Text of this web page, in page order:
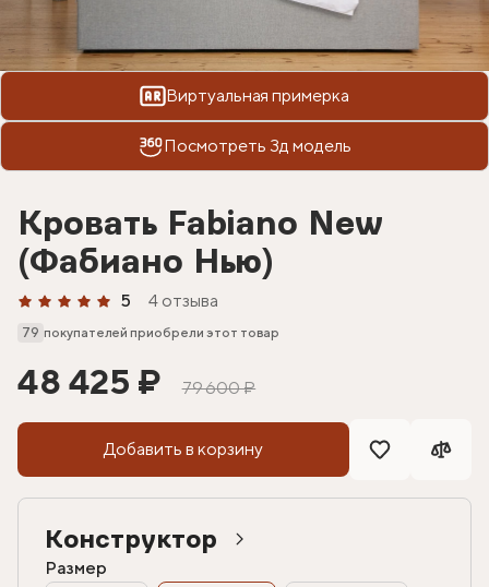
Виртуальная примерка
Посмотреть 3д модель
Кровать Fabiano New
(Фабиано Нью)
5 4 отзыва
79 покупателей приобрели этот товар
48 425 ₽ 79 600 ₽
Добавить в корзину
Конструктор
Размер